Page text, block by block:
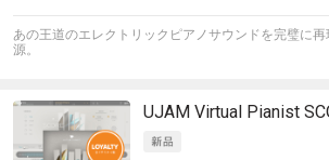
あの王道のエレクトリックピアノサウンドを完璧に
源。
UJAM Virtual Pianist